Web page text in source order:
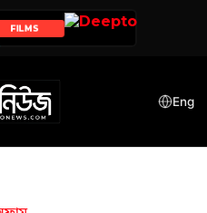
FILMS
Eng